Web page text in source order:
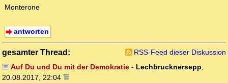
Monterone
antworten
gesamter Thread:
RSS-Feed dieser Diskussion
Auf Du und Du mit der Demokratie- Lechbrucknersepp,
20.08.2017, 22:04